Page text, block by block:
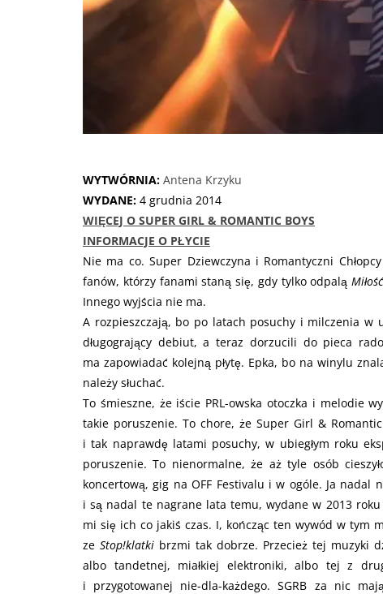
WYTWÓRNIA: Antena Krzyku
WYDANE: 4 grudnia 2014
WIĘCEJ O SUPER GIRL & ROMANTIC BOYS
INFORMACJE O PŁYCIE
Nie ma co. Super Dziewczyna i Romantyczni
fanów, którzy fanami staną się, gdy tylko odpalą
Innego wyjścia nie ma.
A rozpieszczają, bo po latach posuchy i milczenia w
długogrający debiut, a teraz dorzucili do pieca
ma zapowiadać kolejną płytę. Epka, bo na winylu
należy słuchać.
To śmieszne, że iście PRL-owska otoczka i melodie
takie poruszenie. To chore, że Super Girl &
i tak naprawdę latami posuchy, w ubiegłym roku
poruszenie. To nienormalne, że aż tyle osób
koncertową, gig na OFF Festivalu i w ogóle. Ja
i są nadal te nagrane lata temu, wydane w 2013
mi się ich co jakiś czas. I, kończąc ten wywód w tym
ze Stop!klatki brzmi tak dobrze. Przecież tej muzyki
albo tandetnej, miałkiej elektroniki, albo tej z
i przygotowanej nie-dla-każdego. SGRB za nic